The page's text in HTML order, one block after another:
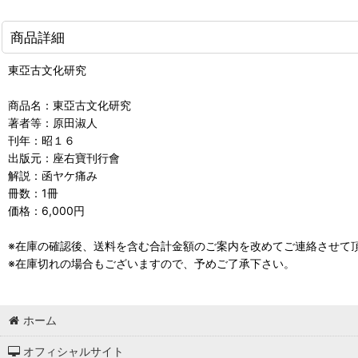
商品詳細
東亞古文化研究
商品名：東亞古文化研究
著者等：原田淑人
刊年：昭１６
出版元：座右寶刊行會
解説：函ヤケ痛み
冊数：1冊
価格：6,000円
※在庫の確認後、送料を含む合計金額のご案内を改めてご連絡させて
※在庫切れの場合もございますので、予めご了承下さい。
ホーム
オフィシャルサイト